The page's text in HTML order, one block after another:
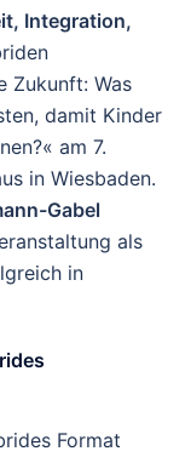
Integration,
Zukunft: Was
damit Kinder
am 7.
in Wiesbaden.
Gabel
als
in
Format